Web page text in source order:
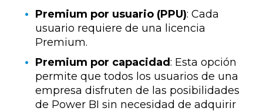
Premium por usuario (PPU): Cada
usuario requiere de una licencia
Premium.
Premium por capacidad: Esta opción
permite que todos los usuarios de una
empresa disfruten de las posibilidades
de Power BI sin necesidad de adquirir